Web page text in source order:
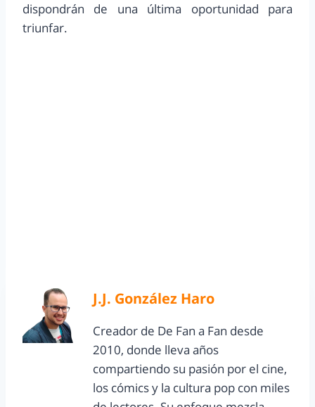
dispondrán de una última oportunidad para
triunfar.
J.J. González Haro
Creador de De Fan a Fan desde
2010, donde lleva años
compartiendo su pasión por el cine,
los cómics y la cultura pop con miles